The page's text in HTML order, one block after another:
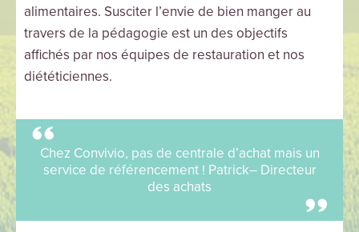
alimentaires. Susciter l’envie de bien manger au
travers de la pédagogie est un des objectifs
affichés par nos équipes de restauration et nos
diététiciennes.
Chez Convivio, pas de centrale d’achat mais un
service de référencement ! Patrick– Directeur
des achats